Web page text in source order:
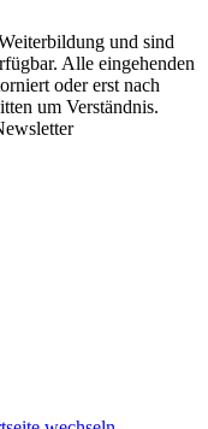
und sind
Alle eingehenden
oder erst nach
um Verständnis.